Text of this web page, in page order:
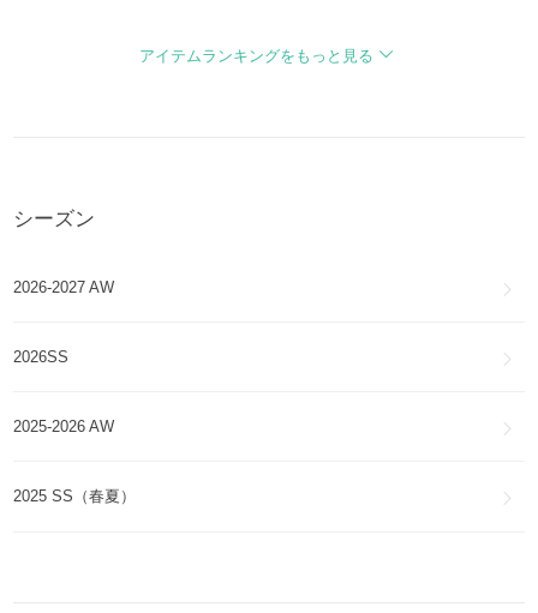
POLO RALPH LAUREN
POLO RALPH LAUREN
アイテムランキングをもっと見る
シーズン
2026-2027 AW
2026SS
2025-2026 AW
2025 SS（春夏）